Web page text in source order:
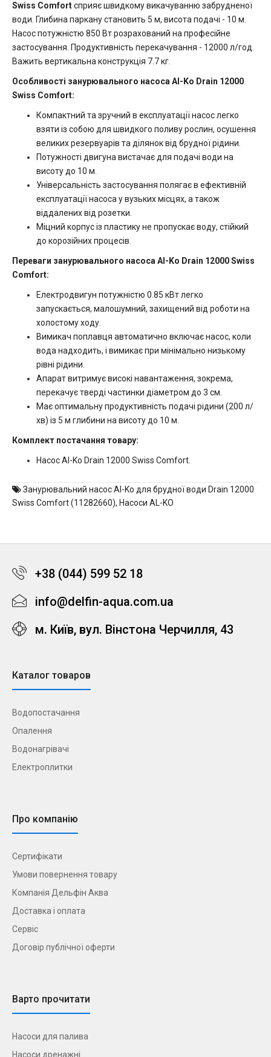
Swiss Comfortсприяє швидкому викачуванню забрудненої
води. Глибина паркану становить 5 м, висота подачі - 10 м.
Насос потужністю 850 Вт розрахований на професійне
застосування. Продуктивність перекачування - 12000 л/год.
Важить вертикальна конструкція 7.7 кг.
Особливості занурювального насоса Al-Ko Drain 12000
Swiss Comfort:
Компактний та зручний в експлуатації насос легко
взяти із собою для швидкого поливу рослин, осушення
великих резервуарів та ділянок від брудної рідини.
Потужності двигуна вистачає для подачі води на
висоту до 10 м.
Універсальність застосування полягає в ефективній
експлуатації насоса у вузьких місцях, а також
віддалених від розетки.
Міцний корпус із пластику не пропускає воду, стійкий
до корозійних процесів.
Переваги занурювального насоса Al-Ko Drain 12000 Swiss
Comfort:
Електродвигун потужністю 0.85 кВт легко
запускається, малошумний, захищений від роботи на
холостому ходу.
Вимикач поплавця автоматично включає насос, коли
вода надходить, і вимикає при мінімально низькому
рівні рідини.
Апарат витримує високі навантаження, зокрема,
перекачує тверді частинки діаметром до 3 см.
Має оптимальну продуктивність подачі рідини (200 л/
хв) із 5 м глибини на висоту до 10 м.
Комплект постачання товару:
Насос Al-Ko Drain 12000 Swiss Comfort.
Занурювальний насос Al-Ko для брудної води Drain 12000
Swiss Comfort (11282660), Насоси AL-KO
+38 (044) 599 52 18
info@delfin-aqua.com.ua
м. Київ, вул. Вінстона Черчилля, 43
Каталог товаров
Водопостачання
Опалення
Водонагрівачі
Електроплитки
Про компанію
Сертифікати
Умови повернення товару
Компанія Дельфін Аква
Доставка і оплата
Сервіс
Договір публічної оферти
Варто прочитати
Насоси для палива
Насоси дренажні